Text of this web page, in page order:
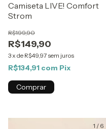
Camiseta LIVE! Comfort
Strom
R$149,90
R$199,90
3x de R$49,97 sem juros
R$134,91 com Pix
Comprar
1 / 6